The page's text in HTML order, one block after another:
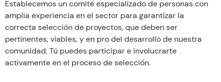
Establecemos un comité especializado de personas con
amplia experiencia en el sector para garantizar la
correcta selección de proyectos, que deben ser
pertinentes, viables, y en pro del desarrollo de nuestra
comunidad. Tú puedes participar e involucrarte
activamente en el proceso de selección.